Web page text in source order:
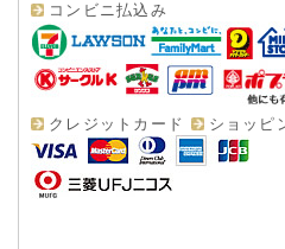
コンビニ払込み
クレジットカード ショッピ